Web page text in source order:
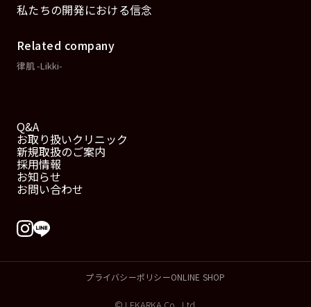
私たちの開発における信念
Related company
律肌 -Likki-
Q&A
お取り扱いクリニック
新規取扱のご案内
採用情報
お知らせ
お問い合わせ
プライバシーポリシーONLINE SHOP